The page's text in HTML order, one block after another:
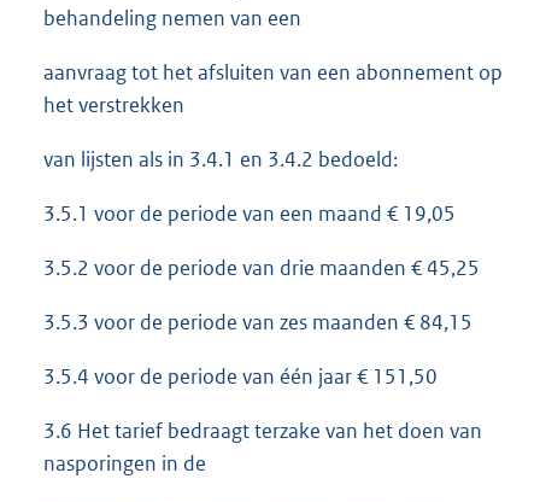
behandeling nemen van een
aanvraag tot het afsluiten van een abonnement op
het verstrekken
van lijsten als in 3.4.1 en 3.4.2 bedoeld:
3.5.1 voor de periode van een maand € 19,05
3.5.2 voor de periode van drie maanden € 45,25
3.5.3 voor de periode van zes maanden € 84,15
3.5.4 voor de periode van één jaar € 151,50
3.6 Het tarief bedraagt terzake van het doen van
nasporingen in de